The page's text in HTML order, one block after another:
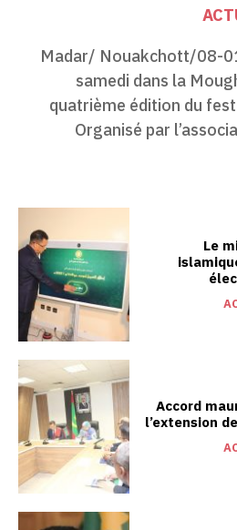
Madar/ Nouakchott/08-01-2024
samedi dans la
quatrième édition du
Organisé par
Le
Accord
l’extension